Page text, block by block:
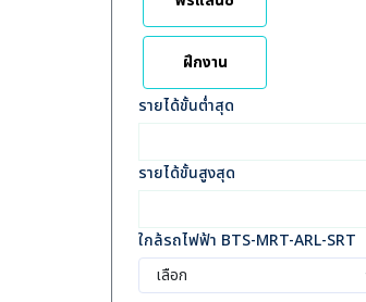
ฝึกงาน
รายได้ขั้นต่ำสุด
รายได้ขั้นสูงสุด
ใกล้รถไฟฟ้า BTS-MRT-ARL-SRT